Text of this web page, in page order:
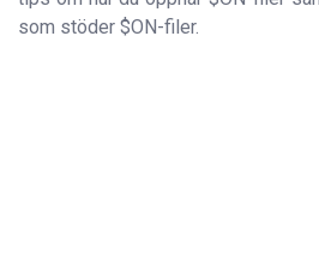
som stöder $ON-filer.